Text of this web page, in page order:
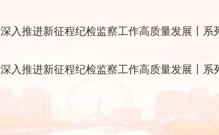
深入推进新征程纪检监察工作高质量发展丨
深入推进新征程纪检监察工作高质量发展丨